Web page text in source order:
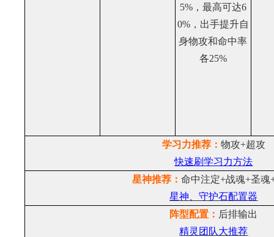
5%，最高可达6
0%，出手提升自
身物攻和命中率
各25%
学习力推荐： 物攻+超攻
快速刷学习力方法
星神推荐： 命中注定+战魂+圣魂
星神、守护石配置器
阵型配置： 后排输出
精灵团队大推荐